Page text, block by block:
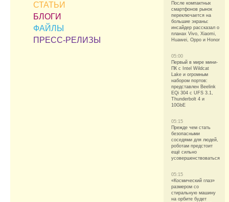
СТАТЬИ
БЛОГИ
ФАЙЛЫ
ПРЕСС-РЕЛИЗЫ
После компактных
смартфонов рынок
переключается на
большие экраны:
инсайдер рассказал о
планах Vivo, Xiaomi,
Huawei, Oppo и Honor
05:00
Первый в мире мини-
ПК с Intel Wildcat
Lake и огромным
набором портов:
представлен Beelink
EQi 304 с UFS 3.1,
Thunderbolt 4 и
10GbE
05:15
Прежде чем стать
безопасными
соседями для людей,
роботам предстоит
ещё сильно
усовершенствоваться
05:15
«Космический глаз»
размером со
стиральную машину
на орбите будет